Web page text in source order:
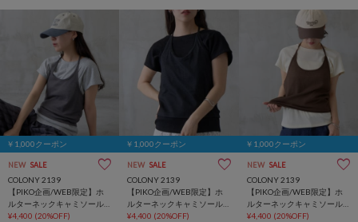
￥1,000クーポン
NEW SALE
COLONY 2139
【PIKO企画/WEB限定】ホ
ルターネックキャミソール
レイヤードTシャツ
¥4,400 (20%OFF)
￥1,000クーポン
NEW SALE
COLONY 2139
【PIKO企画/WEB限定】ホ
ルターネックキャミソール
レイヤードTシャツ
¥4,400 (20%OFF)
￥1,000クーポン
NEW SALE
COLONY 2139
【PIKO企画/WEB限定】ホ
ルターネックキャミソール
レイヤードTシャツ
¥4,400 (20%OFF)